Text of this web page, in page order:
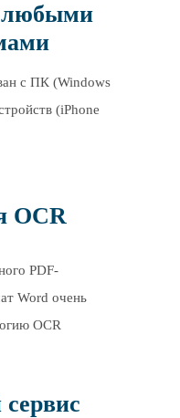
любыми
с ПК (Windows
(iPhone
OCR
PDF-
Word очень
OCR